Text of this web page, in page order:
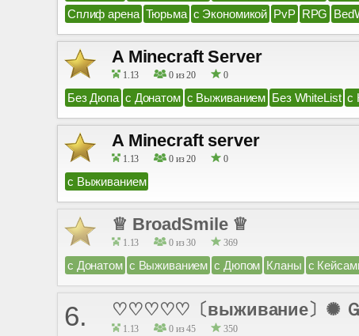
Сплиф арена Тюрьма с Экономикой PvP RPG
A Minecraft Server
1.13 0 из 20 0
Без Дюпа с Донатом с Выживанием Без WhiteList с
A Minecraft server
1.13 0 из 20 0
с Выживанием
♕ BroadSmile ♕
1.13 0 из 30 369
с Донатом с Выживанием с Дюпом Кланы с
6. ♡♡♡♡♡〔выживание〕✺
1.13 0 из 45 350